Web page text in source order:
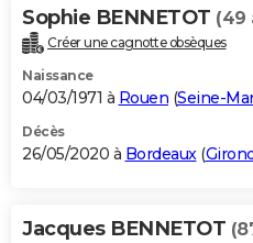
Sophie BENNETOT (49
Créer une cagnotte obsèques
Naissance
04/03/1971 à Rouen (Seine-
Décès
26/05/2020 à Bordeaux(
Jacques BENNETOT